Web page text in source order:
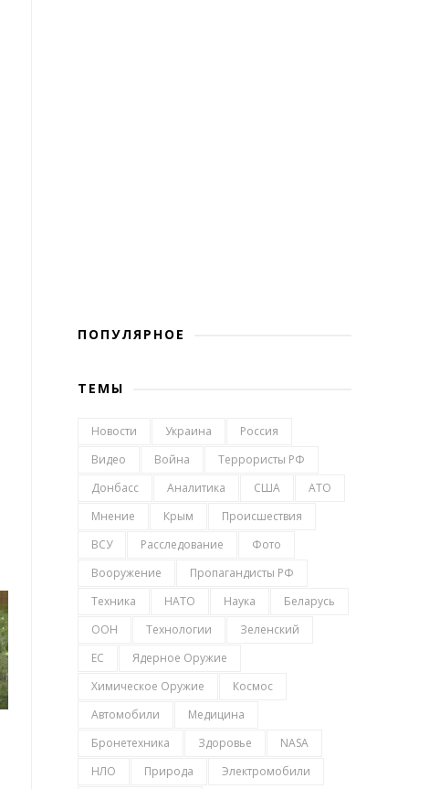
ПОПУЛЯРНОЕ
ТЕМЫ
Новости Украина
Россия
Видео
Война
Террористы РФ
Донбасс
Аналитика США
АТО
Мнение
Крым
Происшествия
ВСУ
Расследование
Фото
Вооружение
Пропагандисты РФ
Техника
НАТО Наука
Беларусь
ООН
Технологии
Зеленский
ЕС
Ядерное Оружие
Химическое Оружие
Космос
Автомобили
Медицина
Бронетехника
Здоровье
NASA
НЛО
Природа
Электромобили